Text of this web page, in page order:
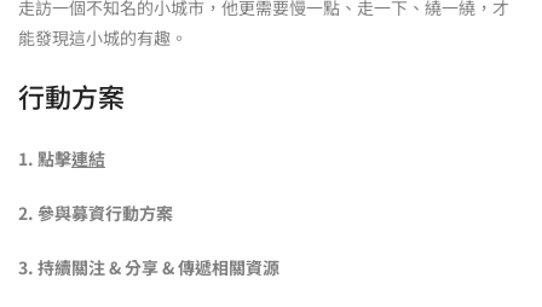
走訪一個不知名的小城市，他更需要慢一點、走一下、繞一繞，才
能發現這小城的有趣。
行動方案
1. 點擊連結
2. 參與募資行動方案
3. 持續關注 & 分享 & 傳遞相關資源